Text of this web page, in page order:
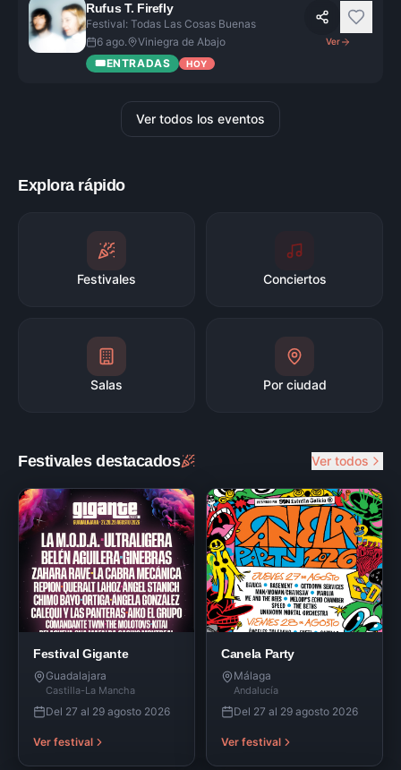
Rufus T. Firefly
Festival: Todas Las Cosas Buenas
6 ago.
Viniegra de Abajo
🎟️ENTRADAS HOY
Ver
Ver todos los eventos
Explora rápido
Festivales Conciertos
Salas Por ciudad
Festivales destacados Ver todos
Festival Gigante
Guadalajara
Castilla-La Mancha
Del 27 al 29 agosto 2026
Ver festival
Canela Party
Málaga
Andalucía
Del 27 al 29 agosto 2026
Ver festival